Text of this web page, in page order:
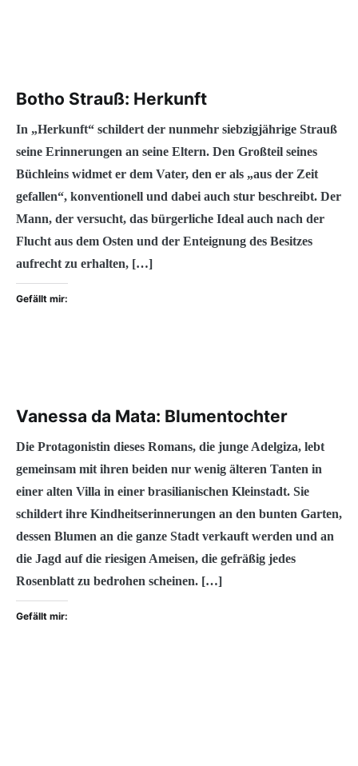
Botho Strauß: Herkunft
In „Herkunft“ schildert der nunmehr siebzigjährige Strauß
seine Erinnerungen an seine Eltern. Den Großteil seines
Büchleins widmet er dem Vater, den er als „aus der Zeit
gefallen“, konventionell und dabei auch stur beschreibt. Der
Mann, der versucht, das bürgerliche Ideal auch nach der
Flucht aus dem Osten und der Enteignung des Besitzes
aufrecht zu erhalten, […]
Gefällt mir:
Vanessa da Mata: Blumentochter
Die Protagonistin dieses Romans, die junge Adelgiza, lebt
gemeinsam mit ihren beiden nur wenig älteren Tanten in
einer alten Villa in einer brasilianischen Kleinstadt. Sie
schildert ihre Kindheitserinnerungen an den bunten Garten,
dessen Blumen an die ganze Stadt verkauft werden und an
die Jagd auf die riesigen Ameisen, die gefräßig jedes
Rosenblatt zu bedrohen scheinen. […]
Gefällt mir: